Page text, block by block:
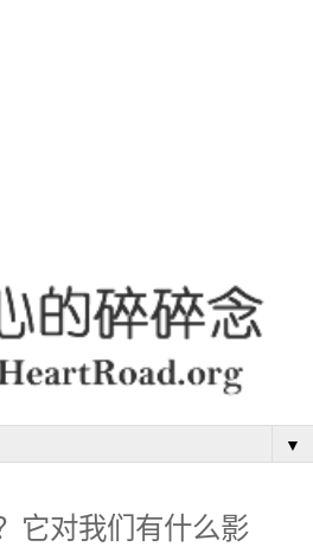
▼
它对我们有什么影